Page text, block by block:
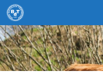
Zum Inhalt springen